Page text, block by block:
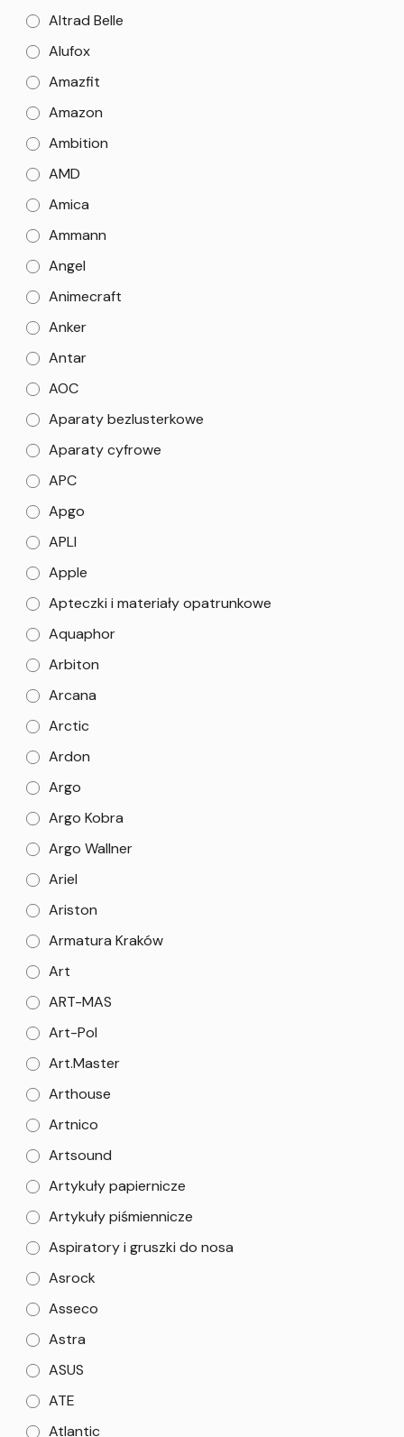
Altrad Belle
Alufox
Amazfit
Amazon
Ambition
AMD
Amica
Ammann
Angel
Animecraft
Anker
Antar
AOC
Aparaty bezlusterkowe
Aparaty cyfrowe
APC
Apgo
APLI
Apple
Apteczki i materiały opatrunkowe
Aquaphor
Arbiton
Arcana
Arctic
Ardon
Argo
Argo Kobra
Argo Wallner
Ariel
Ariston
Armatura Kraków
Art
ART-MAS
Art-Pol
Art.Master
Arthouse
Artnico
Artsound
Artykuły papiernicze
Artykuły piśmiennicze
Aspiratory i gruszki do nosa
Asrock
Asseco
Astra
ASUS
ATE
Atlantic